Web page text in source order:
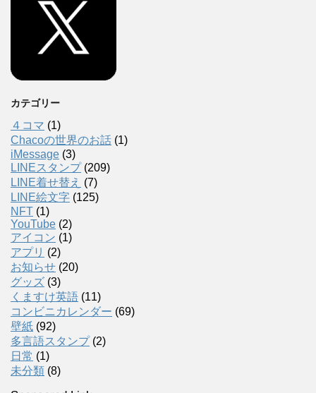
カテゴリー
４コマ (1)
Chacoの世界のお話 (1)
iMessage (3)
LINEスタンプ(209)
LINE着せ替え (7)
LINE絵文字 (125)
NFT (1)
YouTube (2)
アイコン (1)
アプリ (2)
お知らせ (20)
グッズ (3)
くますけ英語 (11)
コンビニカレンダー (69)
壁紙 (92)
多言語スタンプ(2)
日常 (1)
未分類 (8)